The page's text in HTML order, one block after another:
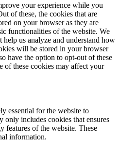
your experience while you
of these, the cookies that are
on your browser as they are
functionalities of the website. We
help us analyze and understand how
will be stored in your browser
have the option to opt-out of these
of these cookies may affect your
essential for the website to
only includes cookies that ensures
features of the website. These
information.